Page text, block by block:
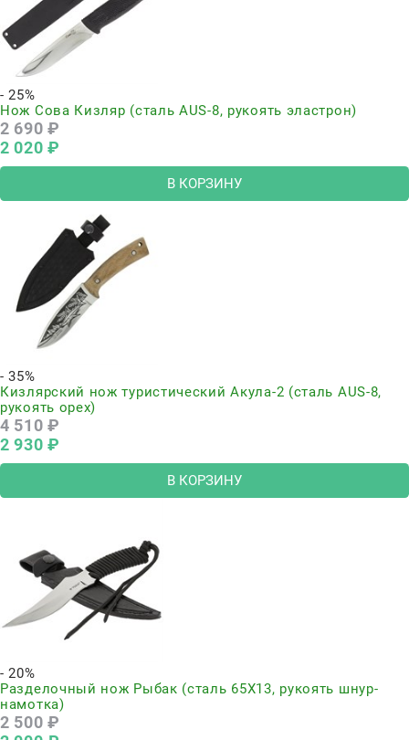
- 25%
Нож Сова Кизляр (сталь AUS-8, рукоять эластрон)
2 690 ₽
2 020 ₽
В КОРЗИНУ
- 35%
Кизлярский нож туристический Акула-2 (сталь AUS-8,
рукоять орех)
4 510 ₽
2 930 ₽
В КОРЗИНУ
- 20%
Разделочный нож Рыбак (сталь 65Х13, рукоять шнур-
намотка)
2 500 ₽